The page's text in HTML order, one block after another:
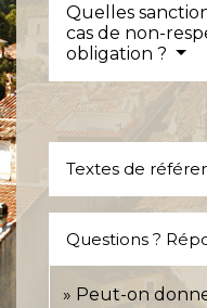
Quelles
cas de non-
obligation ?
Textes de
Questions ?
Peut-on